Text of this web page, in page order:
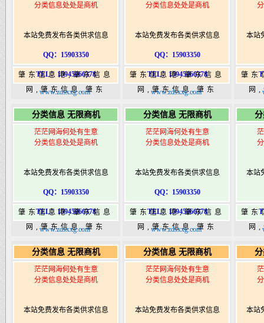
分类信息处处是商机
本站免费发布各类供求信息
QQ：15903350
TEL：15945066378
肇东信息港,肇东信息
网,肇东信息,肇东
港|www.zhaodongshi.com
www.zdsxxg.com
分类信息处处是商机
本站免费发布各类供求信息
QQ：15903350
TEL：15945066378
肇东信息港,肇东信息
网,肇东信息,肇东
港|www.zhaodongshi.com
www.zdsxxg.com
本站
肇东
网
港
分类信息 无限商机
茫茫网海何处有生意
分类信息处处是商机
本站免费发布各类供求信息
QQ：15903350
TEL：15945066378
肇东信息港,肇东信息
网,肇东信息,肇东
港|www.zhaodongshi.com
www.zdsxxg.com
分类信息 无限商机
茫茫网海何处有生意
分类信息处处是商机
本站免费发布各类供求信息
QQ：15903350
TEL：15945066378
肇东信息港,肇东信息
网,肇东信息,肇东
港|www.zhaodongshi.com
www.zdsxxg.com
本站
肇东
网
港
分类信息 无限商机
茫茫网海何处有生意
分类信息处处是商机
本站免费发布各类供求信息
分类信息 无限商机
茫茫网海何处有生意
分类信息处处是商机
本站免费发布各类供求信息 本站